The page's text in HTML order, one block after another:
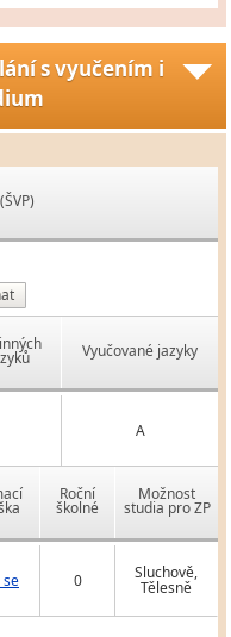
s vyučením i
Vyučované jazyky
A
Roční
školné
Možnost
studia pro ZP
se 0 Sluchově,
Tělesně